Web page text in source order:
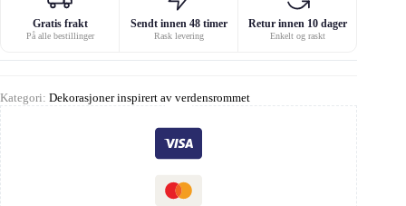
Gratis frakt
På alle bestillinger
Sendt innen 48 timer
Rask levering
Retur innen 10 dager
Enkelt og raskt
Kategori: Dekorasjoner inspirert av verdensrommet